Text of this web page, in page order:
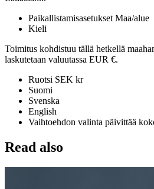
Paikallistamisasetukset Maa/alue
Kieli
Toimitus kohdistuu tällä hetkellä
laskutetaan valuutassa EUR €.
Ruotsi SEK kr
Suomi
Svenska
English
Vaihtoehdon valinta päivittää
Read also